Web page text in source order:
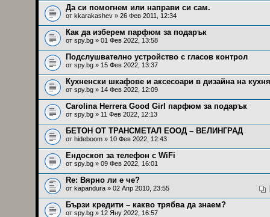
Да си помогнем или направи си сам.
от kkarakashev » 26 Фев 2011, 12:34
Как да изберем парфюм за подарък
от spy.bg » 01 Фев 2022, 13:58
Подслушвателно устройство с гласов контрол
от spy.bg » 15 Фев 2022, 13:37
Кухненски шкафове и аксесоари в дизайна на
от spy.bg » 14 Фев 2022, 12:09
Carolina Herrera Good Girl парфюм за подарък
от spy.bg » 11 Фев 2022, 12:13
БЕТОН ОТ ТРАНСМЕТАЛ ЕООД – ВЕЛИНГРАД
от hideboom » 10 Фев 2022, 12:43
Ендоскоп за телефон с WiFi
от spy.bg » 09 Фев 2022, 16:01
Re: Вярно ли е че?
от kapandura » 02 Апр 2010, 23:55
Бързи кредити – какво трябва да знаем?
от spy.bg » 12 Яну 2022, 16:57